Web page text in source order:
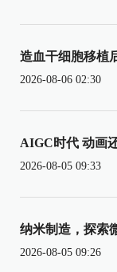
造血干细胞移植
2026-08-06 02:30
AIGC时代 动画
2026-08-05 09:33
纳米制造，探索
2026-08-05 09:26